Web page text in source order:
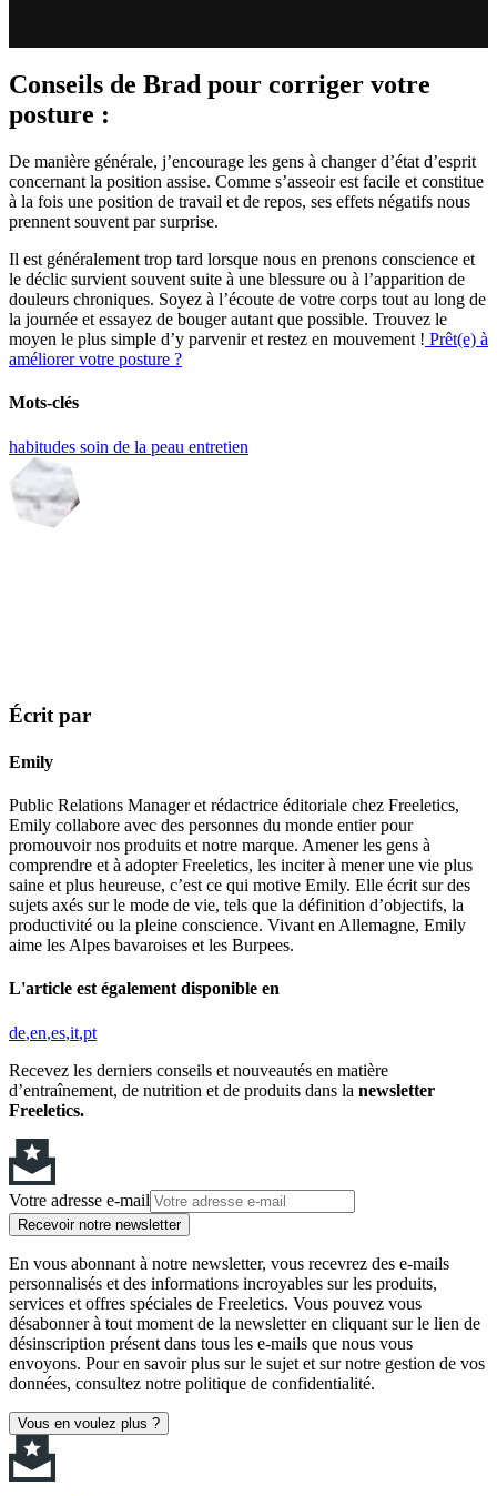
Conseils de Brad pour corriger votre
posture :
De manière générale, j’encourage les gens à changer d’état d’esprit
concernant la position assise. Comme s’asseoir est facile et constitue
à la fois une position de travail et de repos, ses effets négatifs nous
prennent souvent par surprise.
Il est généralement trop tard lorsque nous en prenons conscience et
le déclic survient souvent suite à une blessure ou à l’apparition de
douleurs chroniques. Soyez à l’écoute de votre corps tout au long de
la journée et essayez de bouger autant que possible. Trouvez le
moyen le plus simple d’y parvenir et restez en mouvement ! Prêt(e) à
améliorer votre posture ?
Mots-clés
habitudes soin de la peau entretien
Écrit par
Emily
Public Relations Manager et rédactrice éditoriale chez Freeletics,
Emily collabore avec des personnes du monde entier pour
promouvoir nos produits et notre marque. Amener les gens à
comprendre et à adopter Freeletics, les inciter à mener une vie plus
saine et plus heureuse, c’est ce qui motive Emily. Elle écrit sur des
sujets axés sur le mode de vie, tels que la définition d’objectifs, la
productivité ou la pleine conscience. Vivant en Allemagne, Emily
aime les Alpes bavaroises et les Burpees.
L'article est également disponible en
de en es it pt
Recevez les derniers conseils et nouveautés en matière
d’entraînement, de nutrition et de produits dans la newsletter
Freeletics.
Votre adresse e-mail
Recevoir notre newsletter
En vous abonnant à notre newsletter, vous recevrez des e-mails
personnalisés et des informations incroyables sur les produits,
services et offres spéciales de Freeletics. Vous pouvez vous
désabonner à tout moment de la newsletter en cliquant sur le lien de
désinscription présent dans tous les e-mails que nous vous
envoyons. Pour en savoir plus sur le sujet et sur notre gestion de vos
données, consultez notre politique de confidentialité.
Vous en voulez plus ?